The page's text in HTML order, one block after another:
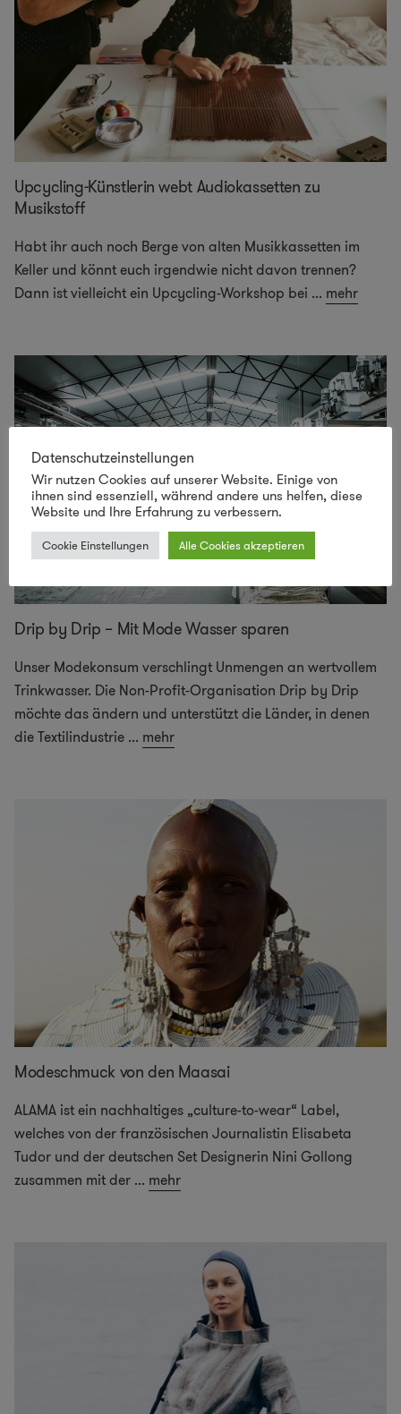
Upcycling-Künstlerin webt Audiokassetten zu
Musikstoff
Habt ihr auch noch Berge von alten Musikkassetten im
Keller und könnt euch irgendwie nicht davon trennen?
Dann ist vielleicht ein Upcycling-Workshop bei ... mehr
Drip by Drip – Mit Mode Wasser sparen
Unser Modekonsum verschlingt Unmengen an wertvollem
Trinkwasser. Die Non-Profit-Organisation Drip by Drip
möchte das ändern und unterstützt die Länder, in denen
die Textilindustrie ... mehr
Modeschmuck von den Maasai
ALAMA ist ein nachhaltiges „culture-to-wear“ Label,
welches von der französischen Journalistin Elisabeta
Tudor und der deutschen Set Designerin Nini Gollong
zusammen mit der ... mehr
Datenschutzeinstellungen
Wir nutzen Cookies auf unserer Website. Einige von
ihnen sind essenziell, während andere uns helfen, diese
Website und Ihre Erfahrung zu verbessern.
Cookie Einstellungen Alle Cookies akzeptieren